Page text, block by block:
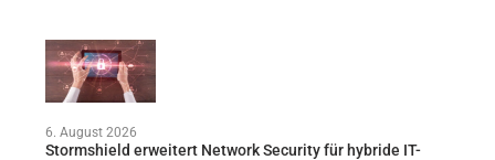
6. August 2026
Stormshield erweitert Network Security für hybride IT-